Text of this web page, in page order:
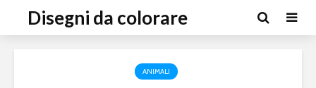
Disegni da colorare
ANIMALI